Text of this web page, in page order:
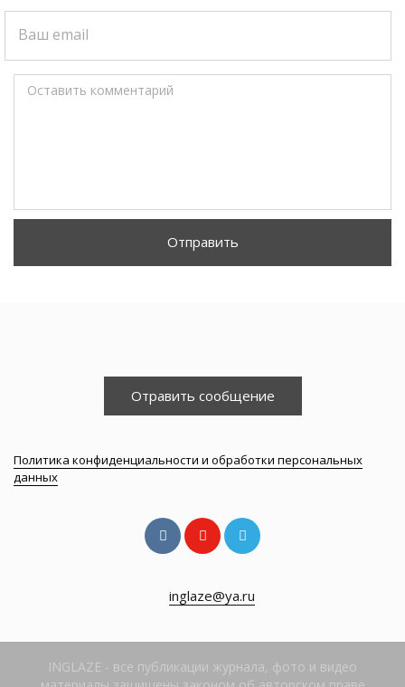
Ваш email
Оставить комментарий
Отправить
Отравить сообщение
Политика конфиденциальности и обработки персональных
данных
inglaze@ya.ru
INGLAZE - все публикации журнала, фото и видео